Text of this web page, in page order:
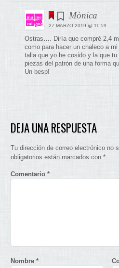
Mònica
27 MARZO 2019 @ 11:59
Ostras…. Diría que compré 2,4
como para hacer un chaleco a
talla que yo he cosido y la que
piezas del patrón de una forma
Un besp!
DEJA UNA RESPUESTA
Tu dirección de correo electrónico no
obligatorios están marcados con*
Comentario*
Nombre*